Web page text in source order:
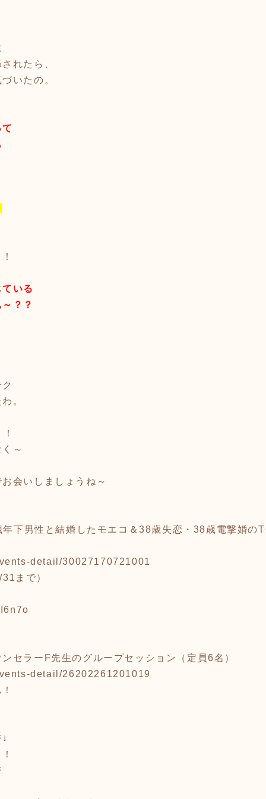
れたら、
いたの。
いる
？？
。
～
会いしましょうね～
下男性と結婚したモエコ＆38歳失恋・38歳電撃婚の
detail/30027170721001
まで）
セラーF先生のグループセッション（ 定員6名）
detail/26202261201019